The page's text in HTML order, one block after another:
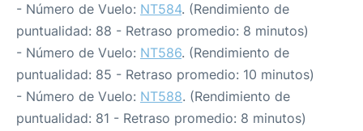
- Número de Vuelo: NT584. (Rendimiento de
puntualidad: 88 - Retraso promedio: 8 minutos)
- Número de Vuelo: NT586. (Rendimiento de
puntualidad: 85 - Retraso promedio: 10 minutos)
- Número de Vuelo: NT588. (Rendimiento de
puntualidad: 81 - Retraso promedio: 8 minutos)